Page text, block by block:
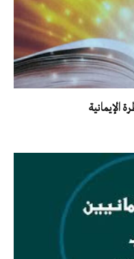
الإيمانية